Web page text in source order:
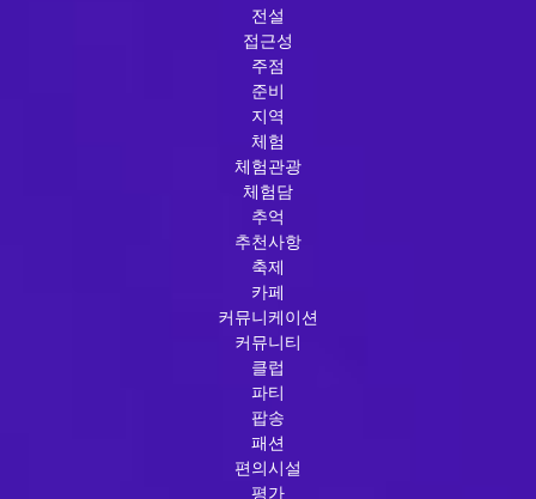
전설
접근성
주점
준비
지역
체험
체험관광
체험담
추억
추천사항
축제
카페
커뮤니케이션
커뮤니티
클럽
파티
팝송
패션
편의시설
평가